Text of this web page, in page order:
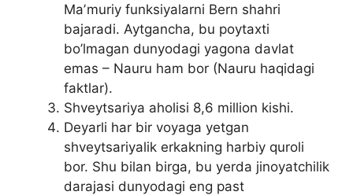
Maʼmuriy funksiyalarni Bern shahri
bajaradi. Aytgancha, bu poytaxti
bo’lmagan dunyodagi yagona davlat
emas – Nauru ham bor (Nauru haqidagi
faktlar).
Shveytsariya aholisi 8,6 million kishi.
Deyarli har bir voyaga yetgan
shveytsariyalik erkakning harbiy quroli
bor. Shu bilan birga, bu yerda jinoyatchilik
darajasi dunyodagi eng past